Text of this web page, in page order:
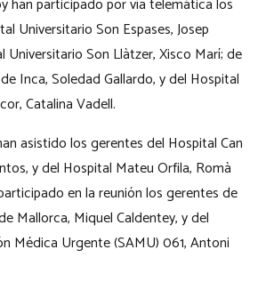
han participado por vía telemática los
Universitario Son Espases, Josep
Universitario Son Llàtzer, Xisco Marí; de
Inca, Soledad Gallardo, y del Hospital
Catalina Vadell.
asistido los gerentes del Hospital Can
y del Hospital Mateu Orfila, Romà
en la reunión los gerentes de
Mallorca, Miquel Caldentey, y del
Médica Urgente (SAMU) 061, Antoni